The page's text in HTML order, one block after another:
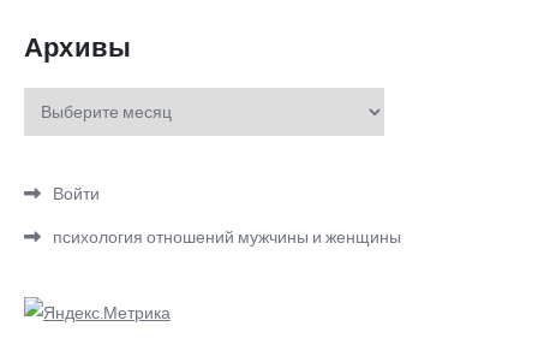
Архивы
Архивы
Войти
психология отношений мужчины и женщины